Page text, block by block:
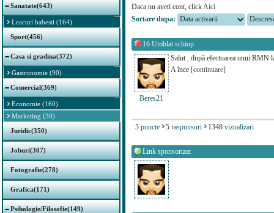
Sanatate(643)
Leacuri babesti (164)
Sport(456)
Casa si gradina(372)
Gastronomie (90)
Comercial(369)
Economie (160)
Marketing (30)
Juridic(350)
Joburi(307)
Fotografie(278)
Grafica(171)
Psihologie/Filosofie(149)
Daca nu aveti cont, clickAici
Sortare dupa:
16 Umblat schiop
Beres21
Salut , după efectuarea unui RMN
A înce [continuare]
5 puncte 5 raspunsuri 1348 vizualizari
Link sponsorizat